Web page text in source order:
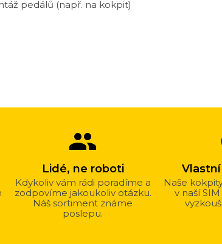
pedálů (např. na kokpit)
group
Lidé, ne roboti
Kdykoliv vám rádi poradíme a
zodpovíme jakoukoliv otázku.
Náš sortiment známe
poslepu.
Naše
v naší